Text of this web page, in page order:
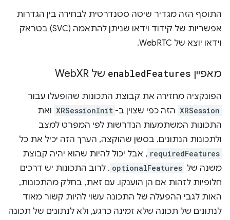
התוסף הזה מגדיר שיטה סטנדרטית לבחירה בין הגדרות
אפשריות של קידוד וידאו שניתן להתאמה (SVC) בטראק
וידאו יוצא של WebRTC.
מאפיין enabledFeatures של Web XR
הפונקציה מחזירה את קבוצת התכונות שהופעלו עבור
XRSession הזה כפי שצוין ב- XRSessionInit ואת
התכונות המשתמעות הנדרשות לפי המפרט למצב
ולתכונות הנתונים. בסשן שהוקצה, הערך הזה יכיל את כל
requiredFeatures , אבל יכול להיות שהוא יהיה קבוצת
משנה של optionalFeatures . לרוב התכונות יש דרכים
חלופיות לזהות אם הן הוענקו. עם זאת, בחלק מהתכונות,
האות לגבי ההפעלה של התכונה עשוי להיות קשור מאוד
לנתונים של תכונה שלא זמינה כרגע, ולא לנתונים של תכונה